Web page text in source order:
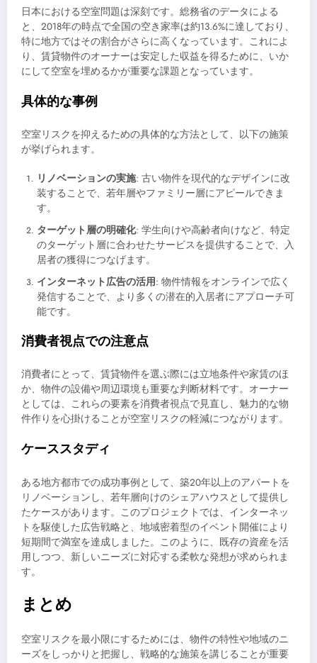
日本における空室問題は深刻です。総務省のデータによる
と、2018年の時点で全国の空き家率は約13.6%に達しており、
特に地方ではその割合がさらに高くなっています。これによ
り、賃貸物件のオーナーは安定した収益を得るために、いか
にして空室を埋めるかが重要な課題となっています。
具体的な事例
空室リスクを抑えるための具体的な方法として、以下の施策
が挙げられます。
リノベーションの実施: 古い物件を現代的なデザインに改
装することで、若年層やファミリー層にアピールできま
す。
ターゲット層の明確化: 学生向けや高齢者向けなど、特定
のターゲット層に合わせたサービスを提供することで、入
居者の獲得につなげます。
インターネット広告の活用: 物件情報をオンラインで広く
発信することで、より多くの潜在的入居者にアプローチ可
能です。
消費者視点での注意点
消費者にとって、賃貸物件を選ぶ際には立地条件や家賃のほ
か、物件の設備や周辺環境も重要な判断材料です。オーナー
としては、これらの要素を消費者視点で見直し、魅力的な物
件作りを心掛けることが空室リスクの軽減につながります。
ケーススタディ
ある地方都市での成功事例として、築20年以上のアパートを
リノベーションし、若年層向けのシェアハウスとして提供し
たケースがあります。このプロジェクトでは、インターネッ
トを駆使した広告戦略と、地域密着型のイベント開催により
短期間で満室を達成しました。このように、既存の資産を活
用しつつ、新しいニーズに対応する柔軟な発想が求められま
す。
まとめ
空室リスクを最小限にするためには、物件の特性や地域のニ
ーズをしっかりと把握し、戦略的な施策を講じることが重要